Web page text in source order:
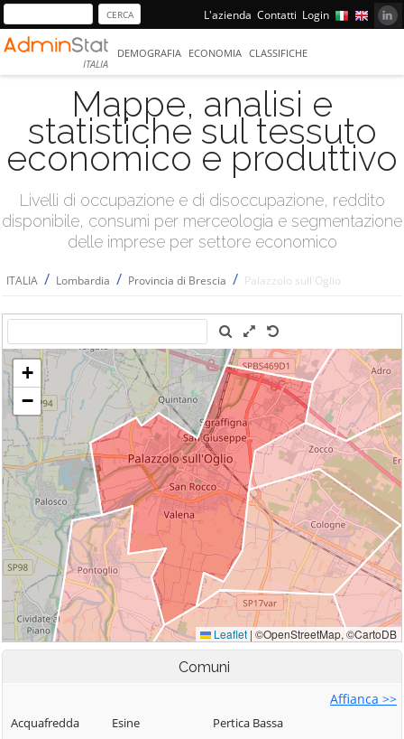
L'azienda Contatti Login
ITALIA
DEMOGRAFIA ECONOMIA CLASSIFICHE
Mappe, analisi e
statistiche sul tessuto
economico e produttivo
Livelli di occupazione e di disoccupazione, reddito
disponibile, consumi per merceologia e segmentazione
delle imprese per settore economico
ITALIA / Lombardia / Provincia di Brescia / Palazzolo sull'Oglio
Comuni
Affianca >>
Acquafredda
Esine
Pertica Bassa